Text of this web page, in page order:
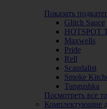
Показать
Glitch Sauce
HOTSPOT
Maxwells
Pride
Rell
Scandalist
Smoke
Tungushka
Посмотреть все
Комплектующие